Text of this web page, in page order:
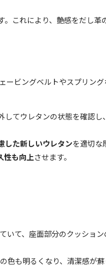
。これにより、艶感をだし革
ービングベルトやスプリン
してウレタンの状態を確認し
した新しいウレタンを適切な
性も向上させます。
いて、座面部分のクッショ
も明るくなり、清潔感が蘇